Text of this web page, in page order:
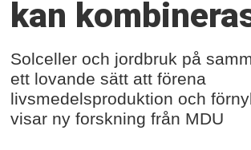
kan
Solceller och jordbruk på
ett lovande sätt att förena
livsmedelsproduktion och
visar ny forskning från MDU